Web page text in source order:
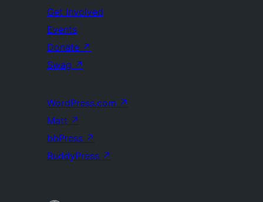
Get Involved
Events
Donate ↗
Swag ↗
WordPress.com ↗
Matt ↗
bbPress ↗
BuddyPress ↗